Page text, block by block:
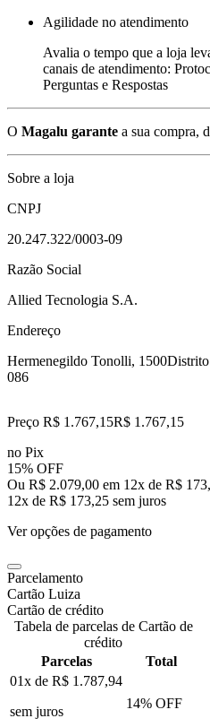
Agilidade no atendimento
Avalia o tempo que a loja
canais de atendimento:
Perguntas e Respostas
O Magalu garante a sua compra,
Sobre a loja
CNPJ
20.247.322/0003-09
Razão Social
Allied Tecnologia S.A.
Endereço
Hermenegildo Tonolli, 1500
086
Preço R$ 1.767,15R$ 1.767,15
no Pix
15% OFF
Ou R$ 2.079,00 em 12x de R$
12x de R$ 173,25 sem juros
Ver opções de pagamento
Parcelamento
Cartão Luiza
Cartão de crédito
Tabela de parcelas de Cartão de
crédito
Parcelas
Total
01x de R$ 1.787,94
sem juros
14% OFF